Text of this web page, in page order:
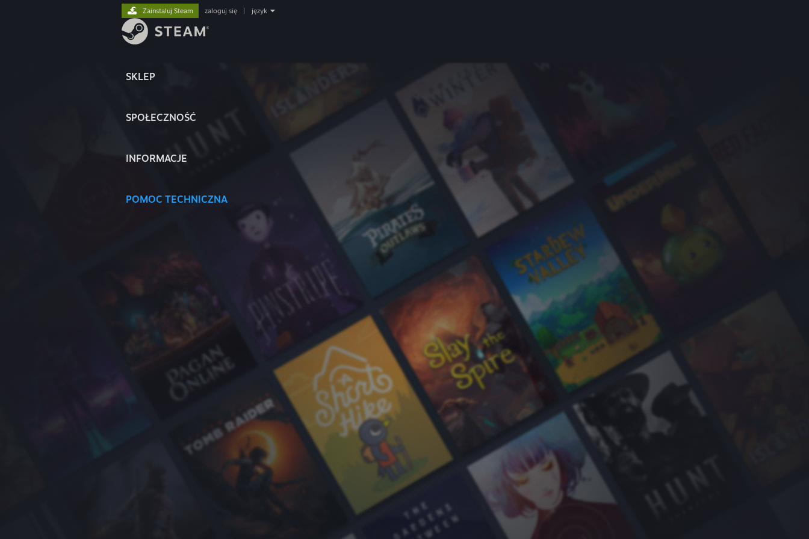
SKLEP
SPOŁECZNOŚĆ
INFORMACJE
POMOC TECHNICZNA
Zainstaluj Steam zaloguj się język